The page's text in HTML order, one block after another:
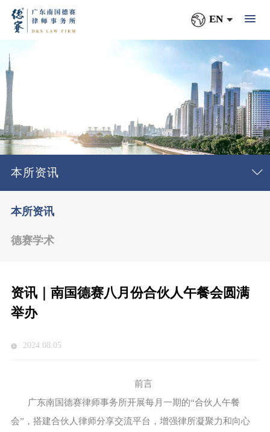
EN
本所资讯
本所资讯
德赛学术
资讯｜南国德赛八月份合伙人午餐会圆满
举办
2024.08.05
前言
广东南国德赛律师事务所开展每月一期的“合伙人午餐
会”，搭建合伙人律师分享交流平台，增强律所凝聚力和向心